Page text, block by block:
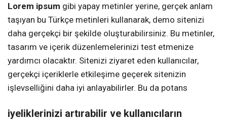
Lorem ipsum gibi yapay metinler yerine, gerçek anlam
taşıyan bu Türkçe metinleri kullanarak, demo sitenizi
daha gerçekçi bir şekilde oluşturabilirsiniz. Bu metinler,
tasarım ve içerik düzenlemelerinizi test etmenize
yardımcı olacaktır. Sitenizi ziyaret eden kullanıcılar,
gerçekçi içeriklerle etkileşime geçerek sitenizin
işlevselliğini daha iyi anlayabilirler. Bu da potans
iyeliklerinizi artırabilir ve kullanıcıların